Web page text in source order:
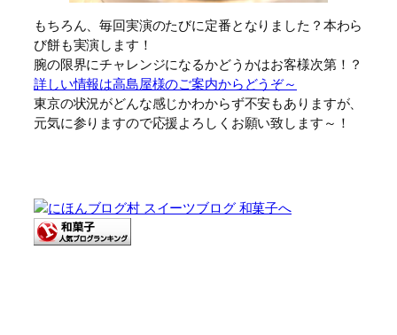
もちろん、毎回実演のたびに定番となりました？本わら
び餅も実演します！
腕の限界にチャレンジになるかどうかはお客様次第！？
詳しい情報は高島屋様のご案内からどうぞ～
東京の状況がどんな感じかわからず不安もありますが、
元気に参りますので応援よろしくお願い致します～！